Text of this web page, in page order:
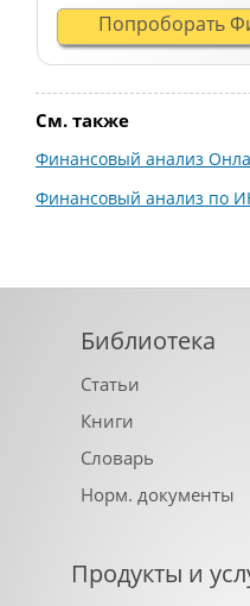
Попроборать
См. также
Финансовый анализ
Финансовый анализ по
Библиотека
Статьи
Книги
Словарь
Норм. документы
Продукты и